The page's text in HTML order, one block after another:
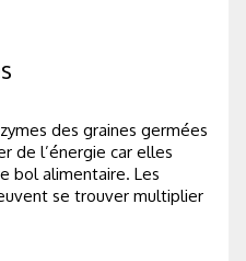
des graines germées
de l’énergie car elles
bol alimentaire. Les
se trouver multiplier